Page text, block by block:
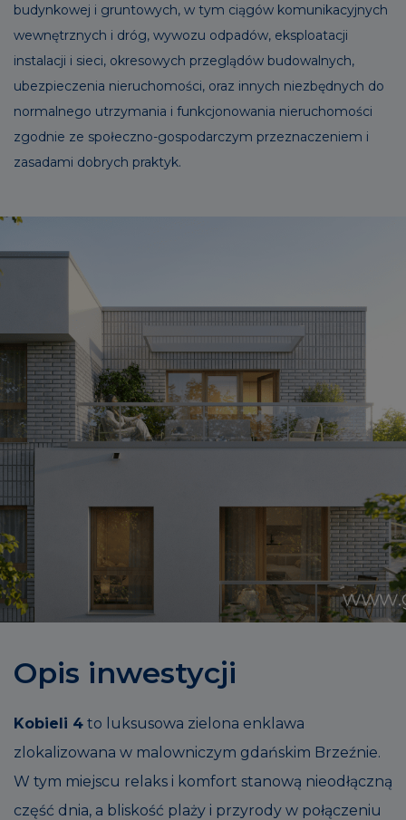
budynkowej i gruntowych, w tym ciągów komunikacyjnych
wewnętrznych i dróg, wywozu odpadów, eksploatacji
instalacji i sieci, okresowych przeglądów budowalnych,
ubezpieczenia nieruchomości, oraz innych niezbędnych do
normalnego utrzymania i funkcjonowania nieruchomości
zgodnie ze społeczno-gospodarczym przeznaczeniem i
zasadami dobrych praktyk.
Opis inwestycji
Kobieli 4 to luksusowa zielona enklawa
zlokalizowana w malowniczym gdańskim Brzeźnie.
W tym miejscu relaks i komfort stanową nieodłączną
część dnia, a bliskość plaży i przyrody w połączeniu